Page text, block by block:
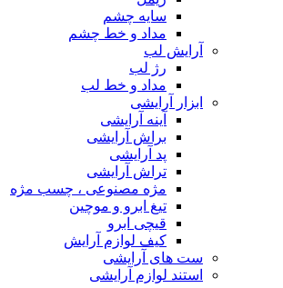
سایه چشم
مداد و خط چشم
آرایش لب
رژ لب
مداد و خط لب
ابزار آرایشی
آینه آرایشی
براش آرایشی
پد آرایشی
تراش آرایشی
مژه مصنوعی ، چسب مژه
تیغ ابرو و موچین
قیچی ابرو
کیف لوازم آرایش
ست های آرایشی
استند لوازم آرایشی